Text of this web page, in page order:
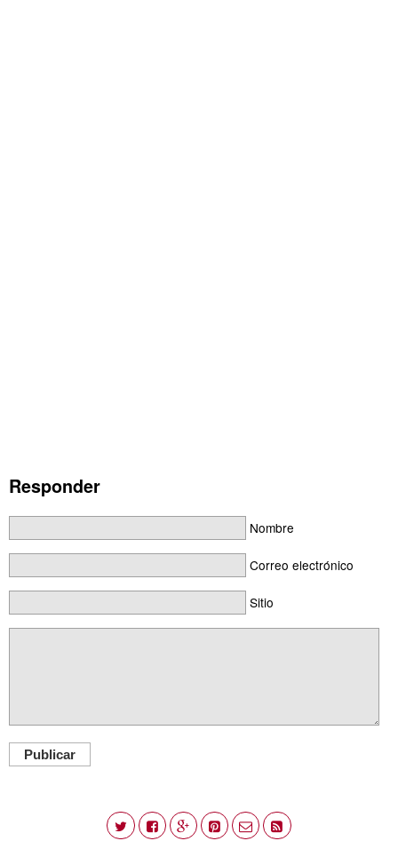
Responder
Nombre
Correo electrónico
Sitio
Publicar